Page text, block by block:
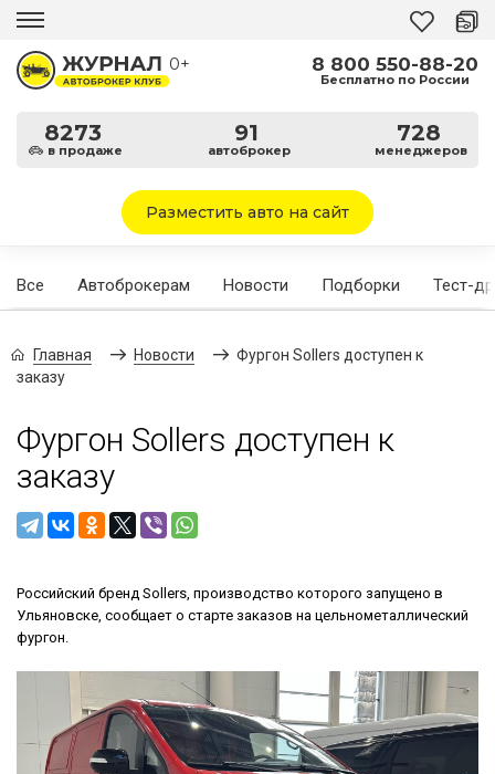
0+
8273
в продаже
91
автоброкер
728
менеджеров
8 800 550-88-20
Бесплатно по России
Разместить авто на сайт
Все Автоброкерам Новости Подборки Тест-
Главная Новости
Фургон Sollers доступен к
заказу
Фургон Sollers доступен к
заказу
Российский бренд Sollers, производство которого запущено в
Ульяновске, сообщает о старте заказов на цельнометаллический
фургон.